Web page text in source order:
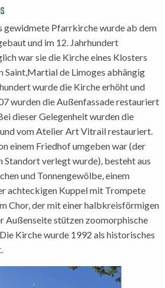
gewidmete Pfarrkirche wurde ab dem
und im 12. Jahrhundert
war sie die Kirche eines Klosters
Saint,Martial de Limoges abhängig
wurde die Kirche erhöht und
wurden die Außenfassade restauriert
dieser Gelegenheit wurden die
vom Atelier Art Vitrail restauriert.
einem Friedhof umgeben war (der
Standort verlegt wurde), besteht aus
und Tonnengewölbe, einem
achteckigen Kuppel mit Trompete
Chor, der mit einer halbkreisförmigen
Außenseite stützen zoomorphische
Kirche wurde 1992 als historisches